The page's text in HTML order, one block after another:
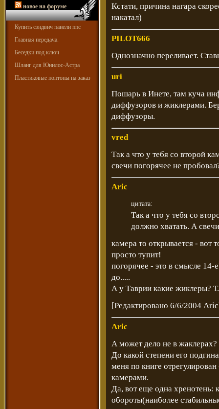
новое на форуме
Купить сэндвич панели ппс
Главная передача.
Беседки под ключ
Шланг для Юнилос-Астра
Пластиковые понтоны на заказ
Кстати, причина нагара
накатал)
PILOT666
Однозначно переливает.
uri
Пошарь в Инете, там куча
диффузоров и жиклерами.
диффузоры.
vred
Так а что у тебя со второй
свечи погорячее не
Aric
цитата:
Так а что у тебя со
должно хватать. А
камера то открывается - вот
просто тупит!
погорячее - это в смысле 14-
до.....
А у Таврии какие жиклеры?
[Редактировано 6/6/2004
Aric
А может дело не в
До какой степени его
меня по книге
камерами.
Да, вот еще одна хренотень:
обороты(наиболее